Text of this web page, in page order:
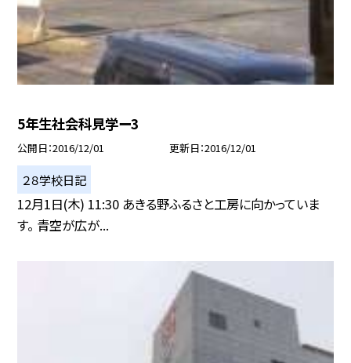
5年生社会科見学ー3
公開日 2016/12/01 更新日 2016/12/01
２８学校日記
12月1日(木) 11:30 あきる野ふるさと工房に向かっていま
す。 青空が広が...